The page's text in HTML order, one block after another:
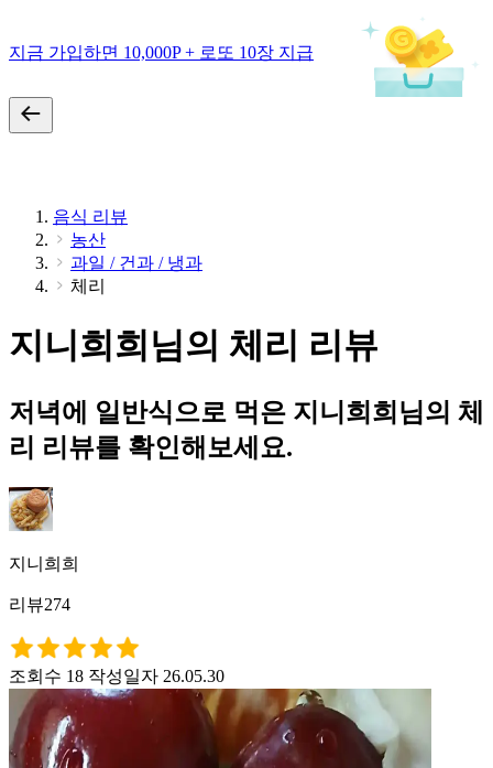
지금 가입하면 10,000P + 로또 10장 지급
음식 리뷰
농산
과일 / 건과 / 냉과
체리
지니희희님의 체리 리뷰
저녁에 일반식으로 먹은 지니희희님의 체
리 리뷰를 확인해보세요.
지니희희
리뷰274
조회수 18 작성일자 26.05.30